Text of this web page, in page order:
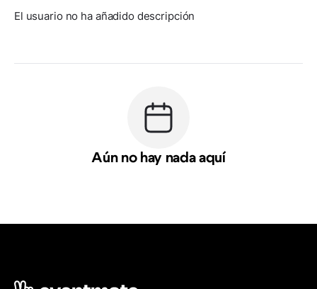
El usuario no ha añadido descripción
Aún no hay nada aquí